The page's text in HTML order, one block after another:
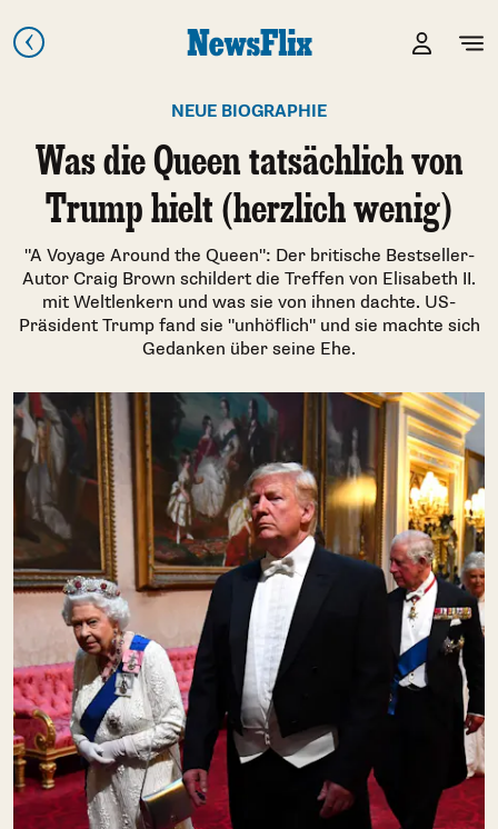
NEUE BIOGRAPHIE
Was die Queen tatsächlich von
Trump hielt (herzlich wenig)
"A Voyage Around the Queen": Der britische Bestseller-
Autor Craig Brown schildert die Treffen von Elisabeth II.
mit Weltlenkern und was sie von ihnen dachte. US-
Präsident Trump fand sie "unhöflich" und sie machte sich
Gedanken über seine Ehe.